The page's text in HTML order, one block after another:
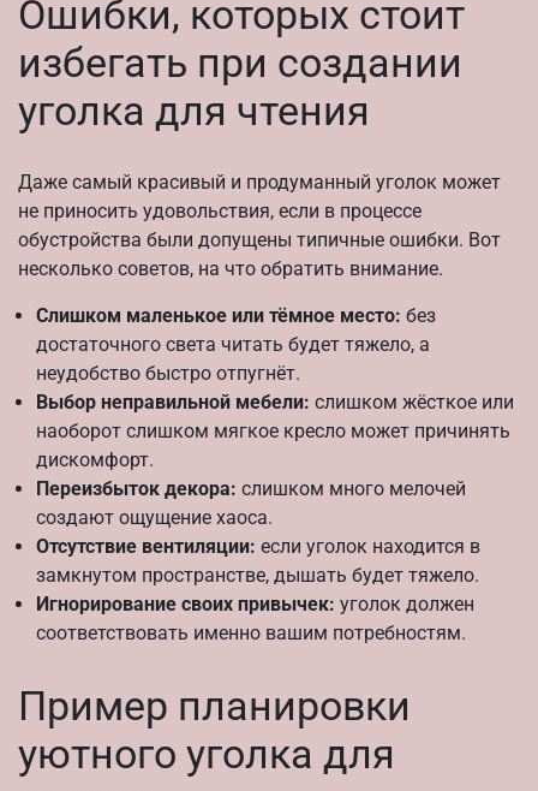
Ошибки, которых стоит
избегать при создании
уголка для чтения
Даже самый красивый и продуманный уголок может
не приносить удовольствия, если в процессе
обустройства были допущены типичные ошибки. Вот
несколько советов, на что обратить внимание.
Слишком маленькое или тёмное место: без
достаточного света читать будет тяжело, а
неудобство быстро отпугнёт.
Выбор неправильной мебели: слишком жёсткое или
наоборот слишком мягкое кресло может причинять
дискомфорт.
Переизбыток декора: слишком много мелочей
создают ощущение хаоса.
Отсутствие вентиляции: если уголок находится в
замкнутом пространстве, дышать будет тяжело.
Игнорирование своих привычек: уголок должен
соответствовать именно вашим потребностям.
Пример планировки
уютного уголка для